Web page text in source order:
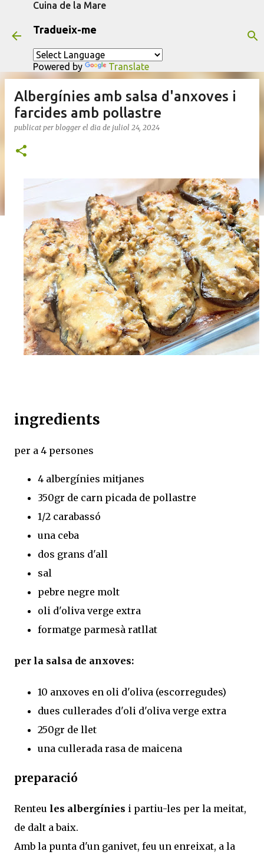
Cuina de la Mare
Tradueix-me
Powered by Translate
Albergínies amb salsa d'anxoves i
farcides amb pollastre
publicat per blogger el dia de juliol 24, 2024
ingredients
per a 4 persones
4 albergínies mitjanes
350gr de carn picada de pollastre
1/2 carabassó
una ceba
dos grans d'all
sal
pebre negre molt
oli d'oliva verge extra
formatge parmesà ratllat
per la salsa de anxoves:
10 anxoves en oli d'oliva (escorregudes)
dues cullerades d'oli d'oliva verge extra
250gr de llet
una cullerada rasa de maicena
preparació
Renteu les albergínies i partiu-les per la meitat,
de dalt a baix.
Amb la punta d'un ganivet, feu un enreixat, a la